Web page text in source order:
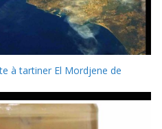
à tartiner El Mordjene de